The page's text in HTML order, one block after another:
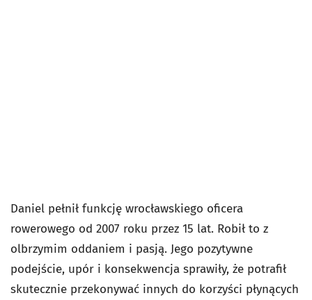
Daniel pełnił funkcję wrocławskiego oficera
rowerowego od 2007 roku przez 15 lat. Robił to z
olbrzymim oddaniem i pasją. Jego pozytywne
podejście, upór i konsekwencja sprawiły, że potrafił
skutecznie przekonywać innych do korzyści płynących